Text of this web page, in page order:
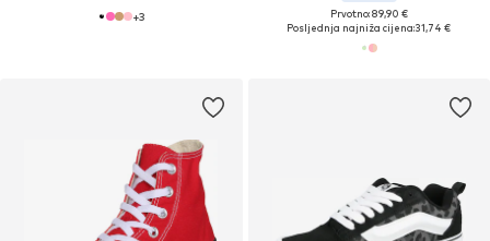
+3
Prvotno: 89,90 €
Posljednja najniža cijena:31,74 €